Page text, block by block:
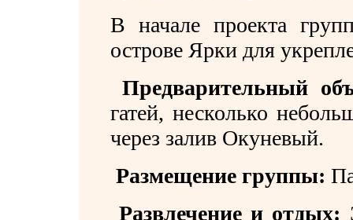
В начале проекта
острове Ярки для
Предварительный
гатей, несколько
через залив Окуневый.
Размещение группы:
Развлечение и отдых: